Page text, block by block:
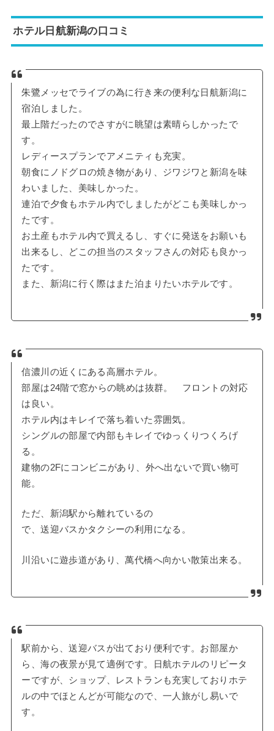
ホテル日航新潟の口コミ
朱鷺メッセでライブの為に行き来の便利な日航新潟に
宿泊しました。
最上階だったのでさすがに眺望は素晴らしかったで
す。
レディースプランでアメニティも充実。
朝食にノドグロの焼き物があり、ジワジワと新潟を味
わいました、美味しかった。
連泊で夕食もホテル内でしましたがどこも美味しかっ
たです。
お土産もホテル内で買えるし、すぐに発送をお願いも
出来るし、どこの担当のスタッフさんの対応も良かっ
たです。
また、新潟に行く際はまた泊まりたいホテルです。
信濃川の近くにある高層ホテル。
部屋は24階で窓からの眺めは抜群。 フロントの対応
は良い。
ホテル内はキレイで落ち着いた雰囲気。
シングルの部屋で内部もキレイでゆっくりつくろげ
る。
建物の2Fにコンビニがあり、外へ出ないで買い物可
能。
ただ、新潟駅から離れているの
で、送迎バスかタクシーの利用になる。
川沿いに遊歩道があり、萬代橋へ向かい散策出来る。
駅前から、送迎バスが出ており便利です。お部屋か
ら、海の夜景が見て適例です。日航ホテルのリピータ
ーですが、ショップ、レストランも充実しておりホテ
ルの中でほとんどが可能なので、一人旅がし易いで
す。